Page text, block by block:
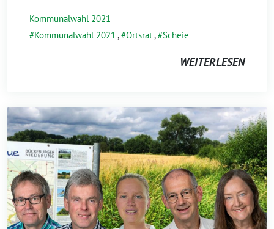
Kommunalwahl 2021
Kommunalwahl 2021 , Ortsrat, Scheie
WEITERLESEN